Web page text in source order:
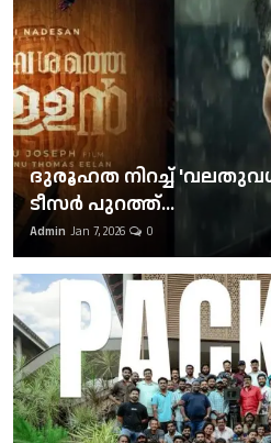
ദുരൂഹത നിറച്ച്
ടീസര്‍ പുറത്ത്...
Admin Jan 7, 2026 0